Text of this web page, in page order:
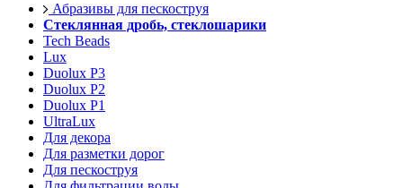
Абразивы для пескоструя
Стеклянная дробь, стеклошарики
Tech Beads
Lux
Duolux P3
Duolux P2
Duolux P1
UltraLux
Для декора
Для разметки дорог
Для пескоструя